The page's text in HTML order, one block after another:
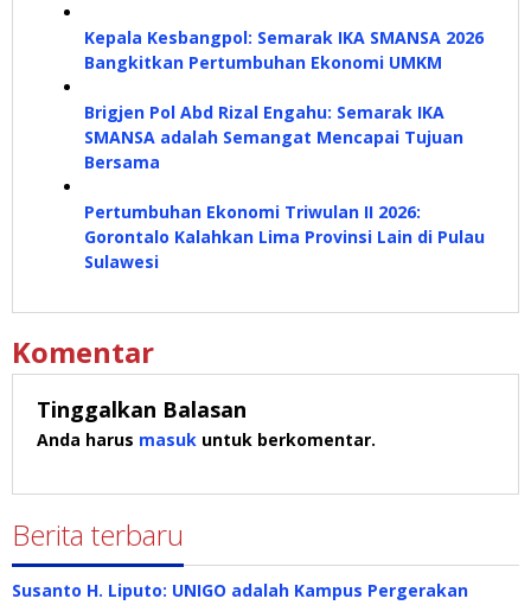
Kepala Kesbangpol: Semarak IKA SMANSA 2026
Bangkitkan Pertumbuhan Ekonomi UMKM
Brigjen Pol Abd Rizal Engahu: Semarak IKA
SMANSA adalah Semangat Mencapai Tujuan
Bersama
Pertumbuhan Ekonomi Triwulan II 2026:
Gorontalo Kalahkan Lima Provinsi Lain di Pulau
Sulawesi
Komentar
Tinggalkan Balasan
Anda harus masuk untuk berkomentar.
Berita terbaru
Susanto H. Liputo: UNIGO adalah Kampus Pergerakan